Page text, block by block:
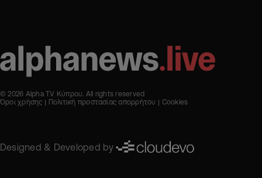
© 2026 Alpha TV Κύπρου. All rights reserved
Όροι χρήσης
Πολιτική προστασίας απορρήτου Cookies
Designed & Developed by